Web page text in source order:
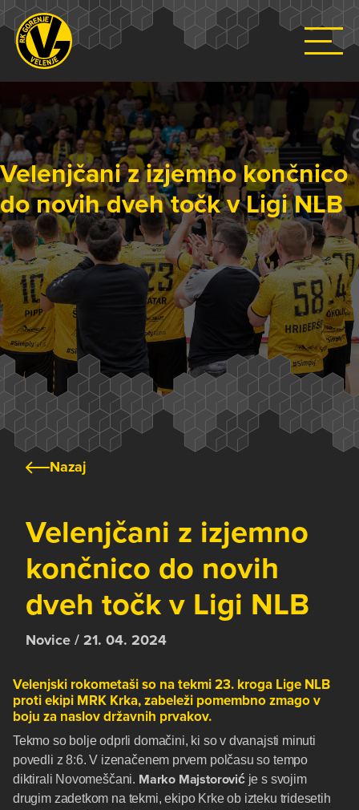
Velenjčani z izjemno končnico
do novih dveh točk v Ligi NLB
Nazaj
Velenjčani z izjemno
končnico do novih
dveh točk v Ligi NLB
Novice / 21. 04. 2024
Velenjski rokometaši so na tekmi 23. kroga Lige NLB
proti ekipi MRK Krka, zabeleži pomembno zmago v
boju za naslov državnih prvakov.
Tekmo so bolje odprli domačini, ki so v dvanajsti minuti
povedli z 8:6. V izenačenem prvem polčasu so tempo
diktirali Novomeščani. Marko Majstorovićje s svojim
drugim zadetkom na tekmi, ekipo Krke ob izteku tridesetih